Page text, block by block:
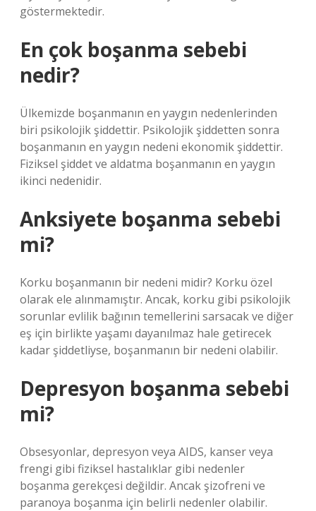
göstermektedir.
En çok boşanma sebebi
nedir?
Ülkemizde boşanmanın en yaygın nedenlerinden
biri psikolojik şiddettir. Psikolojik şiddetten sonra
boşanmanın en yaygın nedeni ekonomik şiddettir.
Fiziksel şiddet ve aldatma boşanmanın en yaygın
ikinci nedenidir.
Anksiyete boşanma sebebi
mi?
Korku boşanmanın bir nedeni midir? Korku özel
olarak ele alınmamıştır. Ancak, korku gibi psikolojik
sorunlar evlilik bağının temellerini sarsacak ve diğer
eş için birlikte yaşamı dayanılmaz hale getirecek
kadar şiddetliyse, boşanmanın bir nedeni olabilir.
Depresyon boşanma sebebi
mi?
Obsesyonlar, depresyon veya AIDS, kanser veya
frengi gibi fiziksel hastalıklar gibi nedenler
boşanma gerekçesi değildir. Ancak şizofreni ve
paranoya boşanma için belirli nedenler olabilir.